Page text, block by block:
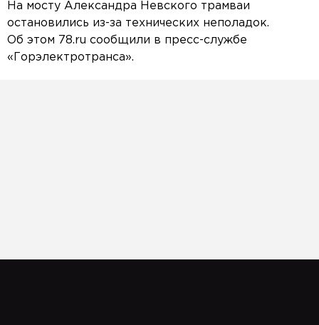
На мосту Александра Невского трамваи
остановились из-за технических неполадок.
Об этом 78.ru сообщили в пресс-службе
«Горэлектротранса».